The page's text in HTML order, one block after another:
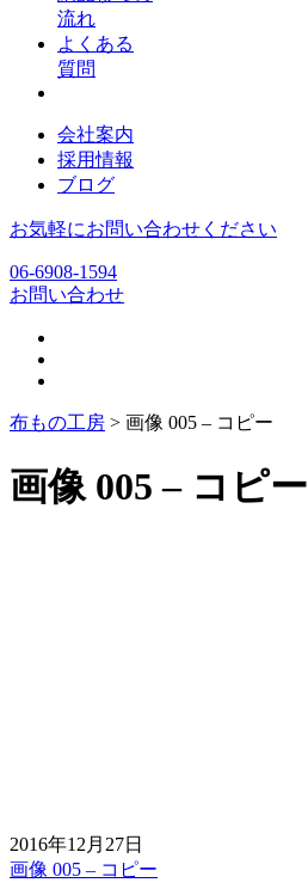
流れ
よくある
質問
会社案内
採用情報
ブログ
お気軽にお問い合わせください
06-6908-1594
お問い合わせ
布もの工房 > 画像 005 – コピー
画像 005 – コピー
2016年12月27日
前
画像 005 – コピー